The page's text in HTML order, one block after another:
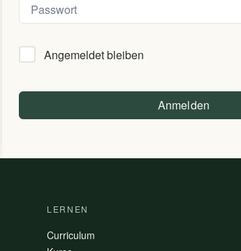
Angemeldet bleiben
Anmelden
LERNEN
Curriculum